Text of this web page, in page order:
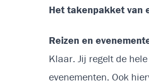
Het takenpakket van
Reizen en
Klaar. Jij regelt de
evenementen. Ook